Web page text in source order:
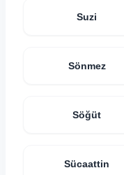
Suzi
Sönmez
Söğüt
Sücaattin